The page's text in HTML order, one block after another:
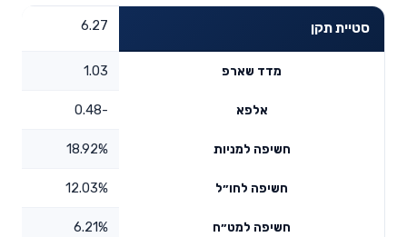
סטיית תקן 6.27
מדד שארפ 1.03
אלפא -0.48
חשיפה למניות 18.92%
חשיפה לחו״ל 12.03%
חשיפה למט״ח 6.21%